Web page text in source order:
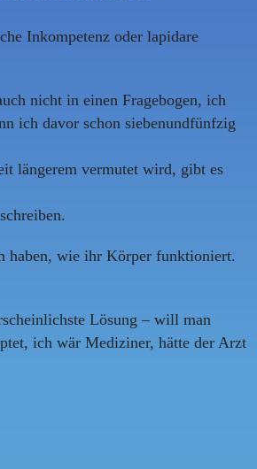
Inkompetenz oder lapidare
nicht in einen Fragebogen, ich
ich davor schon siebenundfünfzig
längerem vermutet wird, gibt es
haben, wie ihr Körper funktioniert.
Lösung – will man
ich wär Mediziner, hätte der Arzt